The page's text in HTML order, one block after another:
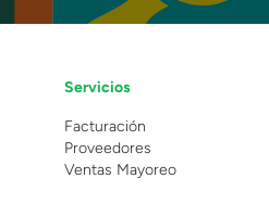
Servicios
Facturación
Proveedores
Ventas Mayoreo